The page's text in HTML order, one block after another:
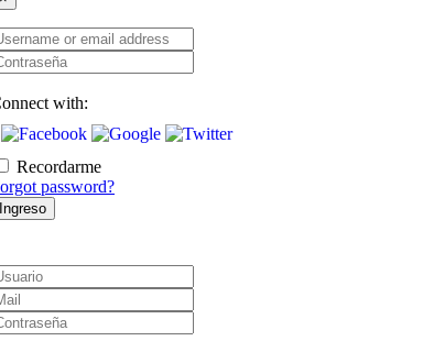
with:
Recordarme
password?
Ingreso